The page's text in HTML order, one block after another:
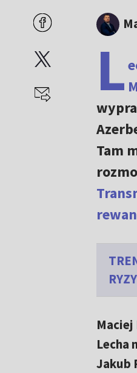
L
Tam
Maciej
Lecha
Jakub